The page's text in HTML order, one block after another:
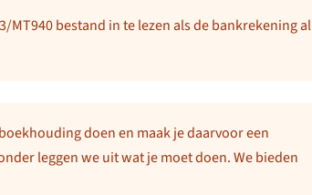
MT940 bestand in te lezen als de bankrekening al
doen en maak je daarvoor een
leggen we uit wat je moet doen. We bieden